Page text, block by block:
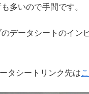
多いので手間です。
データシートのイン
タシートリンク先は